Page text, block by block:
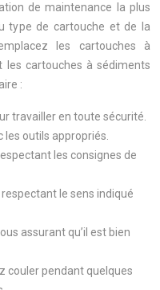
de maintenance la plus
type de cartouche et de la
les cartouches à
cartouches à sédiments
:
travailler en toute sécurité.
outils appropriés.
les consignes de
le sens indiqué
assurant qu’il est bien
couler pendant quelques